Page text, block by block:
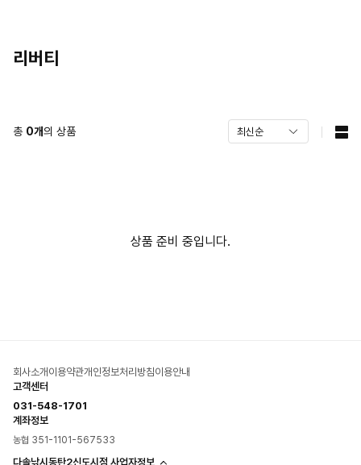
리버티
총 0개의 상품
상품 준비 중입니다.
회사소개 이용약관개인정보처리방침이용안내
다솔낚시동탄2신도시점 사업자정보
고객센터
031-548-1701
계좌정보
농협 351-1101-567533